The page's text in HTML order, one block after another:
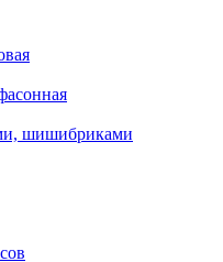
шишибриками